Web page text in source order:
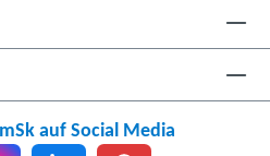
auf Social Media